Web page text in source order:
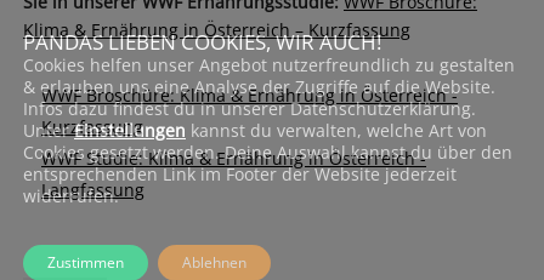
Klima & Ernährung in Österreich – Kurzfassung
WWF Broschüre: Klima & Ernährung in Österreich -
Kurzfassung
WWF Studie: Klima & Ernährung in Österreich -
Langfassung
PANDAS LIEBEN COOKIES, WIR AUCH!
Cookies helfen unser Angebot nutzerfreundlich zu gestalten
& erlauben uns eine Analyse der Zugriffe auf die Website.
Infos dazu findest du in unserer Datenschutzerklärung.
UnterEinstellungen kannst du verwalten, welche Art von
Cookies gesetzt werden. Deine Auswahl kannst du über den
entsprechenden Link im Footer der Website jederzeit
widerrufen.
Zustimmen Ablehnen